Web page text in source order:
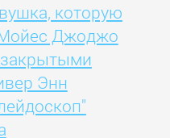
которую
Джоджо
закрытыми
Энн